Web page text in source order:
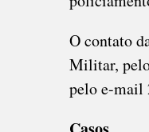
O contato
Militar,
pelo e-mail